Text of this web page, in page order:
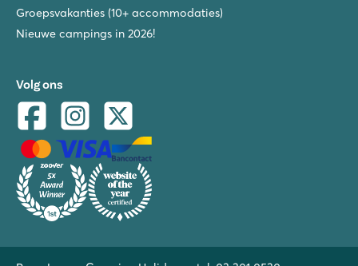
Groepsvakanties (10+ accommodaties)
Nieuwe campings in 2026!
Volg ons